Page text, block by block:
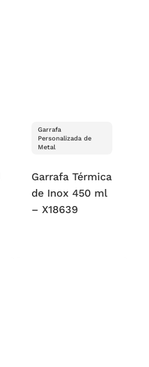
Garrafa
Personalizada de
Metal
Garrafa Térmica
de Inox 450 ml
– X18639